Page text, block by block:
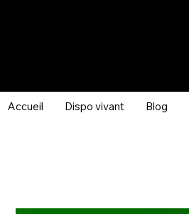
Accueil Dispo vivant Blog